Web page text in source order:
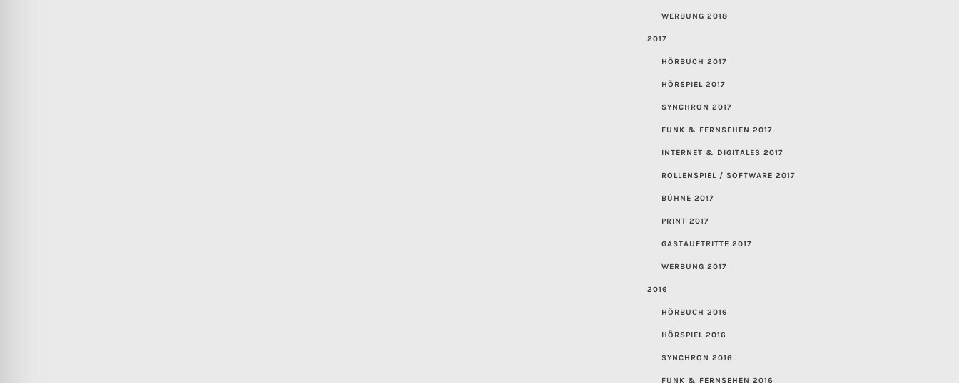
WERBUNG 2018
2017
HÖRBUCH 2017
HÖRSPIEL 2017
SYNCHRON 2017
FUNK & FERNSEHEN 2017
INTERNET & DIGITALES 2017
ROLLENSPIEL / SOFTWARE 2017
BÜHNE 2017
PRINT 2017
GASTAUFTRITTE 2017
WERBUNG 2017
2016
HÖRBUCH 2016
HÖRSPIEL 2016
SYNCHRON 2016
FUNK & FERNSEHEN 2016